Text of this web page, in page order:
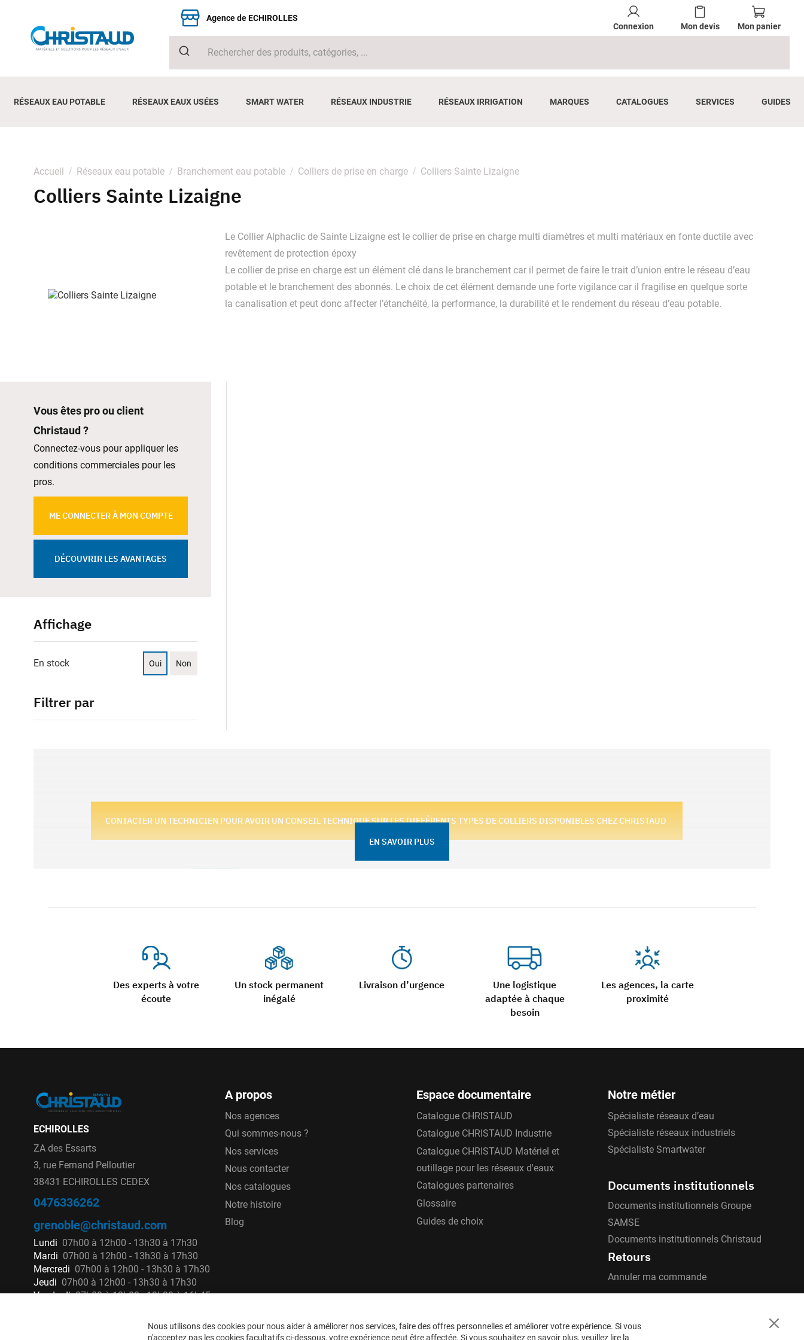
Agence de ECHIROLLES
Connexion Mon devis Mon panier
RÉSEAUX EAU POTABLE RÉSEAUX EAUX USÉES SMART WATER RÉSEAUX INDUSTRIE RÉSEAUX IRRIGATION MARQUES CATALOGUES SERVICES GUIDES
Accueil Réseaux eau potable Branchement eau potable Colliers de prise en charge Colliers Sainte Lizaigne
Colliers Sainte Lizaigne
Le Collier Alphaclic de Sainte Lizaigne est le collier de prise en charge multi diamètres et multi matériaux en fonte ductile avec
revêtement de protection époxy
Le collier de prise en charge est un élément clé dans le branchement car il permet de faire le trait d’union entre le réseau d’eau
potable et le branchement des abonnés. Le choix de cet élément demande une forte vigilance car il fragilise en quelque sorte
la canalisation et peut donc affecter l’étanchéité, la performance, la durabilité et le rendement du réseau d’eau potable.
Vous êtes pro ou client
Christaud ?
Connectez-vous pour appliquer les
conditions commerciales pour les
pros.
ME CONNECTER À MON COMPTE
DÉCOUVRIR LES AVANTAGES
Affichage
En stock Oui Non
Filtrer par
EN SAVOIR PLUS
CONTACTER UN TECHNICIEN POUR AVOIR UN CONSEIL TECHNIQUE SUR LES DIFFÉRENTS TYPES DE COLLIERS DISPONIBLES CHEZ CHRISTAUD
Pour cela, sa qualité, sa longévité et ses conditions de mise en œuvre
Sainte-Lizaigne a développé un concept innovant de collier de prise en
charge : l'ALPHACLIC.
Le collier Sainte Lizaigne Alphaclic s’adapte à tous les matériaux de
tuyau PE, PVC, Fonte mais aussi à tous les diamètres possibles. De
par sa conception, la fonte GS revêtue d’époxy lui confère des
propriétés d’endurance alors que ses dimensions et la géométrie
unique de son joint d’étanchéité lui permettent d’avoir une tenue dans
le temps et une excellente étanchéité.
Mais surtout, ALPHACLIC le collier Sainte Lizaigne garantit une pose
unique vis. Grâce à son installation simplifiée, son système de
Des experts à votre
écoute
Un stock permanent
inégalé
Livraison d’urgence
Une logistique
adaptée à chaque
besoin
Les agences, la carte
proximité
ECHIROLLES
ZA des Essarts
3, rue Fernand Pelloutier
38431 ECHIROLLES CEDEX
0476336262
grenoble@christaud.com
Lundi 07h00 à 12h00 - 13h30 à 17h30
Mardi 07h00 à 12h00 - 13h30 à 17h30
Mercredi 07h00 à 12h00 - 13h30 à 17h30
Jeudi 07h00 à 12h00 - 13h30 à 17h30
Vendredi 07h00 à 12h00 - 13h30 à 16h45
A propos
Nos agences
Qui sommes-nous ?
Nos services
Nous contacter
Nos catalogues
Notre histoire
Blog
Espace documentaire
Catalogue CHRISTAUD
Catalogue CHRISTAUD Industrie
Catalogue CHRISTAUD Matériel et
outillage pour les réseaux d'eaux
Catalogues partenaires
Glossaire
Guides de choix
Notre métier
Spécialiste réseaux d’eau
Spécialiste réseaux industriels
Spécialiste Smartwater
Documents institutionnels
Documents institutionnels Groupe
SAMSE
Documents institutionnels Christaud
Retours
Annuler ma commande
Close
Nous utilisons des cookies pour nous aider à améliorer nos services, faire des offres personnelles et améliorer votre expérience. Si vous
n'acceptez pas les cookies facultatifs ci-dessous, votre expérience peut être affectée. Si vous souhaitez en savoir plus, veuillez lire la